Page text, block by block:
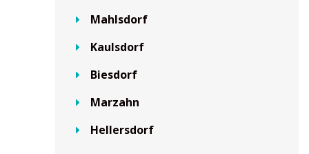
Mahlsdorf
Kaulsdorf
Biesdorf
Marzahn
Hellersdorf